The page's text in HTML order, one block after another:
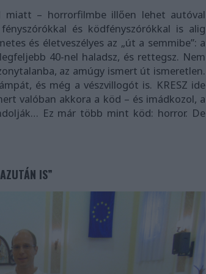
– horrorfilmbe illően lehet autóval
és ködfényszórókkal is alig
és életveszélyes az „út a semmibe”: a
40-nel haladsz, és rettegsz. Nem
az amúgy ismert út ismeretlen.
és még a vészvillogót is. KRESZ ide
valóban akkora a köd – és imádkozol, a
Ez már több mint köd: horror. De
IS”